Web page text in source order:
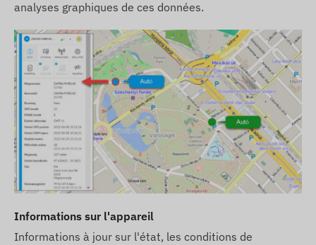
analyses graphiques de ces données.
Informations sur l'appareil
Informations à jour sur l'état, les conditions de